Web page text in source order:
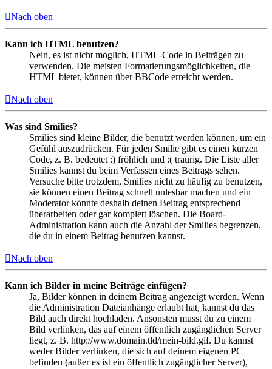
Nach oben
Kann ich HTML benutzen?
Nein, es ist nicht möglich, HTML-Code in Beiträgen zu
verwenden. Die meisten Formatierungsmöglichkeiten, die
HTML bietet, können über BBCode erreicht werden.
Nach oben
Was sind Smilies?
Smilies sind kleine Bilder, die benutzt werden können, um ein
Gefühl auszudrücken. Für jeden Smilie gibt es einen kurzen
Code, z. B. bedeutet :) fröhlich und :( traurig. Die Liste aller
Smilies kannst du beim Verfassen eines Beitrags sehen.
Versuche bitte trotzdem, Smilies nicht zu häufig zu benutzen,
sie können einen Beitrag schnell unlesbar machen und ein
Moderator könnte deshalb deinen Beitrag entsprechend
überarbeiten oder gar komplett löschen. Die Board-
Administration kann auch die Anzahl der Smilies begrenzen,
die du in einem Beitrag benutzen kannst.
Nach oben
Kann ich Bilder in meine Beiträge einfügen?
Ja, Bilder können in deinem Beitrag angezeigt werden. Wenn
die Administration Dateianhänge erlaubt hat, kannst du das
Bild auch direkt hochladen. Ansonsten musst du zu einem
Bild verlinken, das auf einem öffentlich zugänglichen Server
liegt, z. B. http://www.domain.tld/mein-bild.gif. Du kannst
weder Bilder verlinken, die sich auf deinem eigenen PC
befinden (außer es ist ein öffentlich zugänglicher Server),